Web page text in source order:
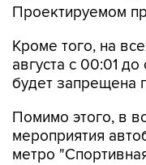
Проектируемом
Кроме того, на
августа с 00:01
будет запрещена
Помимо этого, в
мероприятия
метро